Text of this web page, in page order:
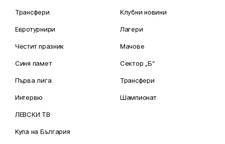
Трансфери
Евротурнири
Честит празник
Синя памет
Първа лига
Интервю
ЛЕВСКИ ТВ
Купа на България
Клубни новини
Лагери
Мачове
Сектор „Б“
Трансфери
Шампионат